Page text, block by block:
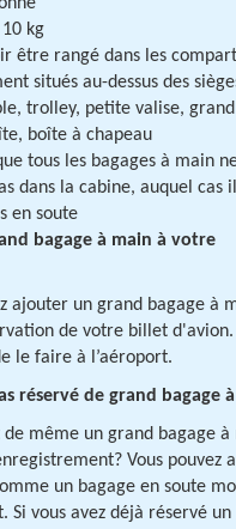
kg
être rangé dans les
situés au-dessus des
trolley, petite valise, grand
boîte à chapeau
tous les bagages à main
dans la cabine, auquel cas
en soute
bagage à main à votre
ajouter un grand bagage à
de votre billet d'avion.
le faire à l’aéroport.
réservé de grand bagage
de même un grand bagage à
Vous pouvez
un bagage en soute
Si vous avez déjà réservé un